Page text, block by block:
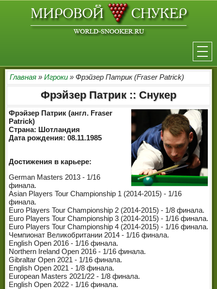
НОВОСТИ
ТУРНИРЫ
РЕЙТИНГ
ИГРОКИ
СЕНЧУРИ БРЕЙКИ
МАКСИМАЛЬНЫЕ БРЕЙКИ
РЕФЕРИ
ЧЕМПИОНЫ МИРА
ЛЕГЕНДЫ СНУКЕРА
Главная » Игроки » Фрэйзер Патрик (Fraser Patrick)
Фрэйзер Патрик :: Снукер
Фрэйзер Патрик (англ. Fraser
Patrick)
Страна: Шотландия
Дата рождения: 08.11.1985
Достижения в карьере:
German Masters 2013 - 1/16
финала.
Asian Players Tour Championship 1 (2014-2015) - 1/16
финала.
Euro Players Tour Championship 2 (2014-2015) - 1/8 финала.
Euro Players Tour Championship 3 (2014-2015) - 1/16 финала.
Euro Players Tour Championship 4 (2014-2015) - 1/16 финала.
Чемпионат Великобритании 2014 - 1/16 финала.
English Open 2016 - 1/16 финала.
Northern Ireland Open 2016 - 1/16 финала.
Gibraltar Open 2021 - 1/16 финала.
English Open 2021 - 1/8 финала.
European Masters 2021/22 - 1/8 финала.
English Open 2022 - 1/16 финала.